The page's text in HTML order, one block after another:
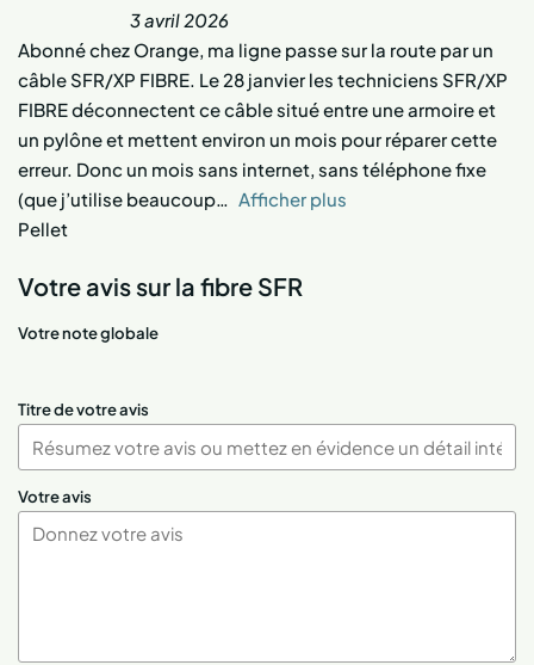
3 avril 2026
Abonné chez Orange, ma ligne passe sur la route par un
câble SFR/XP FIBRE. Le 28 janvier les techniciens SFR/XP
FIBRE déconnectent ce câble situé entre une armoire et
un pylône et mettent environ un mois pour réparer cette
erreur. Donc un mois sans internet, sans téléphone fixe
(que j’utilise beaucoup
Afficher plus
Pellet
Votre avis sur la fibre SFR
Votre note globale
Titre de votre avis
Votre avis